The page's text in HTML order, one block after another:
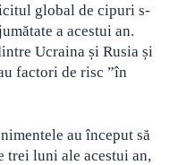
global de cipuri s-
a acestui an.
Ucraina și Rusia și
factori de risc ”în
au început să
trei luni ale acestui an,